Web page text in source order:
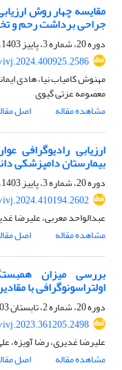
مقایسه چهار روش
جراحی برداشت رحم و
دوره 20، شماره 3، پاییز 1403، صفحه
مهنوش کامیاب نیا، هادی
معصومه عزتی گیوی
مشاهده مقاله
اصل
ارزیابی رادیوگرافی
بیمارستان دامپزشکی
دوره 20، شماره 3، پاییز 1403، صفحه
عبدالواحد معربی، علیرضا
مشاهده مقاله
اصل
بررسی میزان
اولتراسونوگرافی با
دوره 20، شماره 2، تابستان 1403، صفحه
علیرضا غدیری، رضا آویزه،
مشاهده مقاله
اصل